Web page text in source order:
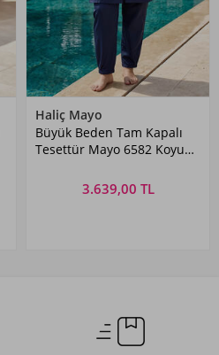
Haliç Mayo
Büyük Beden Tam Kapalı
Tesettür Mayo 6582 Koyu
3.639,00 TL